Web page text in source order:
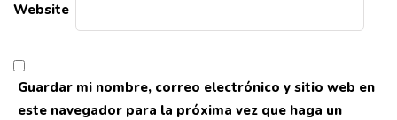
Website
Guardar mi nombre, correo electrónico y sitio web en
este navegador para la próxima vez que haga un